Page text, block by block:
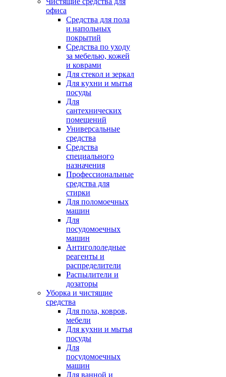
офиса
Средства для пола
и напольных
покрытий
Средства по уходу
за мебелью, кожей
и коврами
Для стекол и зеркал
Для кухни и мытья
посуды
Для
сантехнических
помещений
Универсальные
средства
Средства
специального
назначения
Профессиональные
средства для
стирки
Для поломоечных
машин
Для
посудомоечных
машин
Антигололедные
реагенты и
распределители
Распылители и
дозаторы
Уборка и чистящие
средства
Для пола, ковров,
мебели
Для кухни и мытья
посуды
Для
посудомоечных
машин
Для ванной и